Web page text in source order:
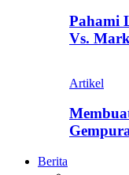
Pahami
Vs.
Artikel
Berita